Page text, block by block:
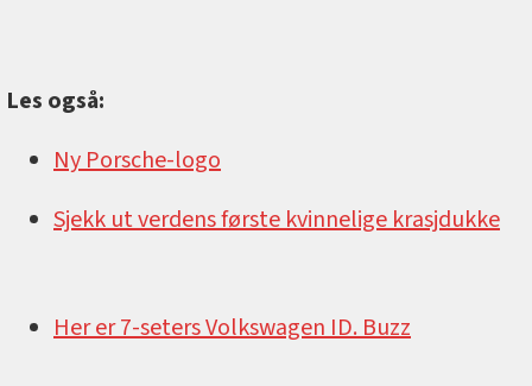
Les også:
Ny Porsche-logo
Sjekk ut verdens første kvinnelige krasjdukke
Her er 7-seters Volkswagen ID. Buzz